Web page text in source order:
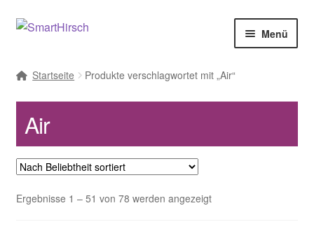
Menü
Startseite Produkte verschlagwortet mit „Air“
Air
Ergebnisse 1 – 51 von 78 werden angezeigtNach